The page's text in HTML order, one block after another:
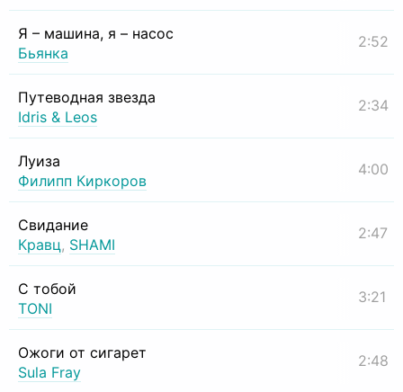
Я – машина, я – насос
Бьянка
2:52
Путеводная звезда
Idris & Leos
2:34
Луиза
Филипп Киркоров
4:00
Свидание
Кравц, SHAMI
2:47
С тобой
TONI
3:21
Ожоги от сигарет
Sula Fray
2:48